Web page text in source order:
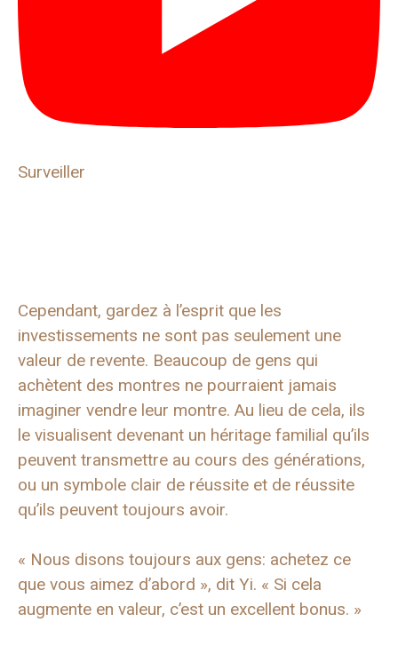
Surveiller
Cependant, gardez à l’esprit que les
investissements ne sont pas seulement une
valeur de revente. Beaucoup de gens qui
achètent des montres ne pourraient jamais
imaginer vendre leur montre. Au lieu de cela, ils
le visualisent devenant un héritage familial qu’ils
peuvent transmettre au cours des générations,
ou un symbole clair de réussite et de réussite
qu’ils peuvent toujours avoir.
« Nous disons toujours aux gens: achetez ce
que vous aimez d’abord », dit Yi. « Si cela
augmente en valeur, c’est un excellent bonus. »